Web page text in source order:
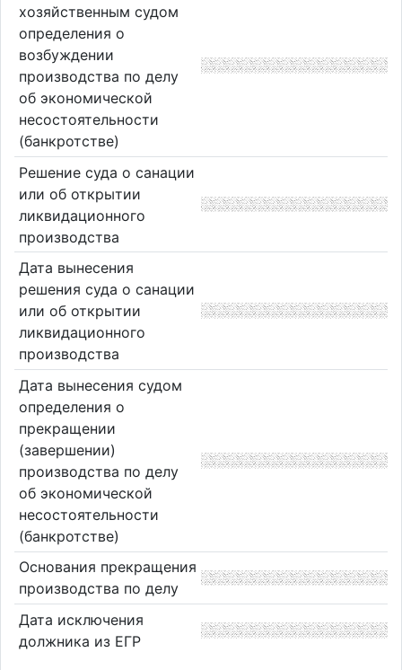
хозяйственным судом
определения о
возбуждении
производства по делу
об экономической
несостоятельности
(банкротстве)
Решение суда о санации
или об открытии
ликвидационного
производства
Дата вынесения
решения суда о санации
или об открытии
ликвидационного
производства
Дата вынесения судом
определения о
прекращении
(завершении)
производства по делу
об экономической
несостоятельности
(банкротстве)
Основания прекращения
производства по делу
Дата исключения
должника из ЕГР